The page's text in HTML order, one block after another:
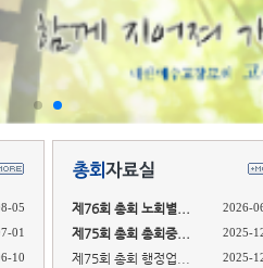
05
01
10
제76회 총회 노회별... 2026-
제75회 총회 총회중... 2025-
제75회 총회 행정업... 2025-